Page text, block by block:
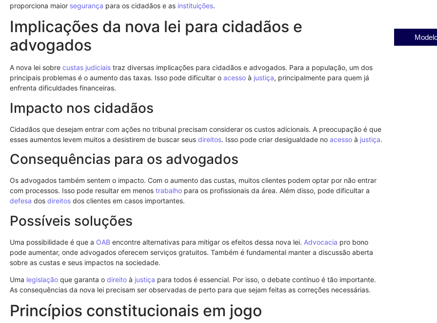
proporciona maior segurança para os cidadãos e as instituições.
Implicações da nova lei para cidadãos e
advogados
A nova lei sobre custas judiciais traz diversas implicações para cidadãos e advogados. Para a população, um dos
principais problemas é o aumento das taxas. Isso pode dificultar o acesso à justiça, principalmente para quem já
enfrenta dificuldades financeiras.
Impacto nos cidadãos
Cidadãos que desejam entrar com ações no tribunal precisam considerar os custos adicionais. A preocupação é que
esses aumentos levem muitos a desistirem de buscar seus direitos. Isso pode criar desigualdade no acesso à justiça.
Consequências para os advogados
Os advogados também sentem o impacto. Com o aumento das custas, muitos clientes podem optar por não entrar
com processos. Isso pode resultar em menos trabalho para os profissionais da área. Além disso, pode dificultar a
defesa dos direitos dos clientes em casos importantes.
Possíveis soluções
Uma possibilidade é que a OAB encontre alternativas para mitigar os efeitos dessa nova lei. Advocacia pro bono
pode aumentar, onde advogados oferecem serviços gratuitos. Também é fundamental manter a discussão aberta
sobre as custas e seus impactos na sociedade.
Uma legislação que garanta o direito à justiça para todos é essencial. Por isso, o debate contínuo é tão importante.
As consequências da nova lei precisam ser observadas de perto para que sejam feitas as correções necessárias.
Princípios constitucionais em jogo